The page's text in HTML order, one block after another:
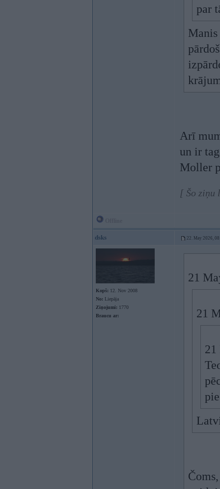
par
Arī
un ir
Moller
[ Šo ziņu
dsks 22. May 2026,
Kopš: 12. Nov 2008
No: Liepāja
Ziņojumi: 1770
Braucu ar:
21
21
21